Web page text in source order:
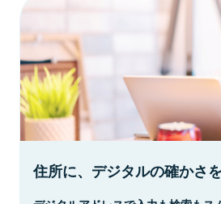
住所に、デジタルの確かさを